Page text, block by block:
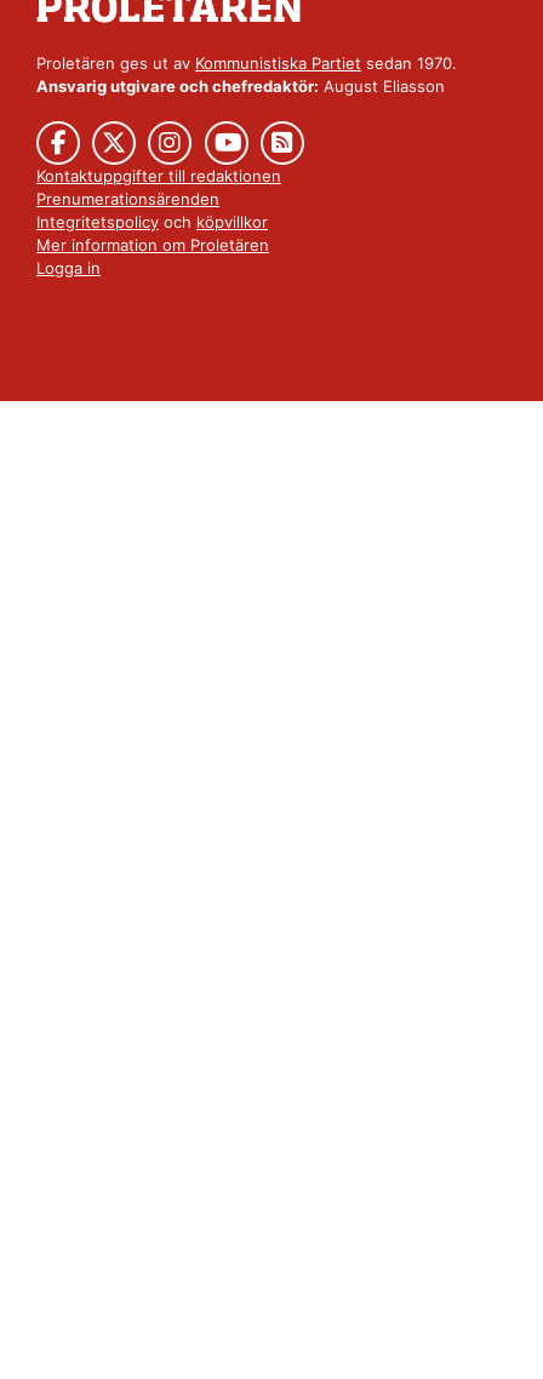
Proletären ges ut av Kommunistiska Partiet sedan 1970.
Ansvarig utgivare och chefredaktör: August Eliasson
Kontaktuppgifter till redaktionen
Prenumerationsärenden
Integritetspolicy och köpvillkor
Mer information om Proletären
Logga in